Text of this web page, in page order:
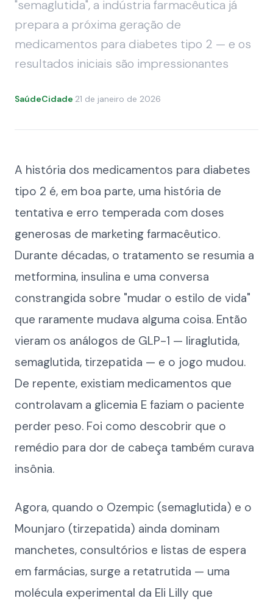
"semaglutida", a indústria farmacêutica já
prepara a próxima geração de
medicamentos para diabetes tipo 2 — e os
resultados iniciais são impressionantes
SaúdeCidade·21 de janeiro de 2026
A história dos medicamentos para diabetes
tipo 2 é, em boa parte, uma história de
tentativa e erro temperada com doses
generosas de marketing farmacêutico.
Durante décadas, o tratamento se resumia a
metformina, insulina e uma conversa
constrangida sobre "mudar o estilo de vida"
que raramente mudava alguma coisa. Então
vieram os análogos de GLP-1 — liraglutida,
semaglutida, tirzepatida — e o jogo mudou.
De repente, existiam medicamentos que
controlavam a glicemia E faziam o paciente
perder peso. Foi como descobrir que o
remédio para dor de cabeça também curava
insônia.
Agora, quando o Ozempic (semaglutida) e o
Mounjaro (tirzepatida) ainda dominam
manchetes, consultórios e listas de espera
em farmácias, surge a retatrutida — uma
molécula experimental da Eli Lilly que